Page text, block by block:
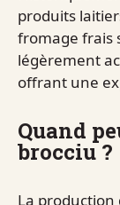
produits
fromage frais
légèrement
offrant une
Quand
brocciu ?
La production